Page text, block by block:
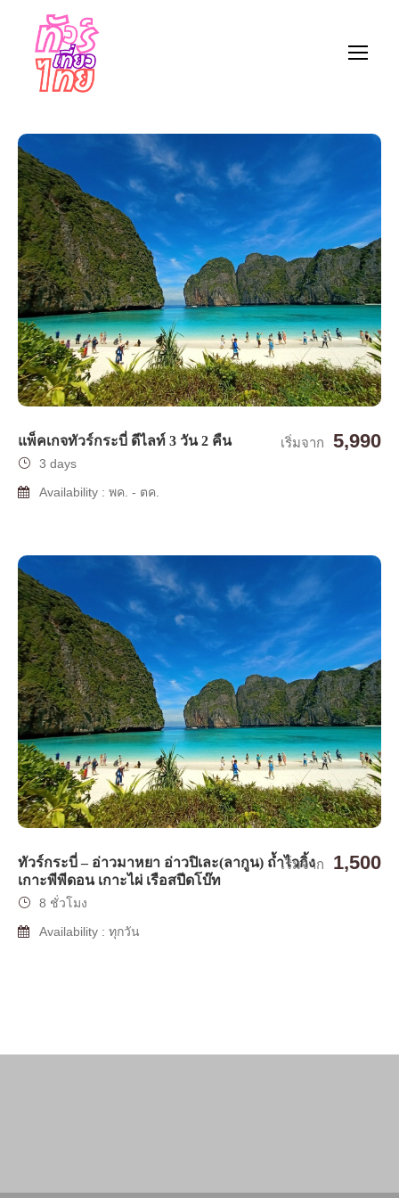
แพ็คเกจทัวร์กระบี่ ดีไลท์ 3 วัน 2 คืน เริ่มจาก 5,990
3 days
Availability : พค. - ตค.
ทัวร์กระบี่ – อ่าวมาหยา อ่าวปิเละ(ลากูน) ถ้ำไวกิ้ง
เกาะพีพีดอน เกาะไผ่ เรือสปีดโบ๊ท
เริ่มจาก 1,500
8 ชั่วโมง
Availability : ทุกวัน